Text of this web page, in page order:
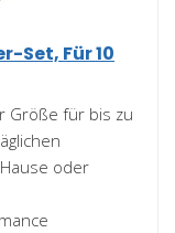
Set, Für 10
Größe für bis zu
oder